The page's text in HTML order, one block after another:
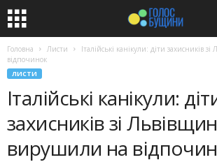
Головна Листи
Італійські канікули: діти захисників
відпочинок
ЛИСТИ
Італійські канікули:
захисників зі
вирушили на